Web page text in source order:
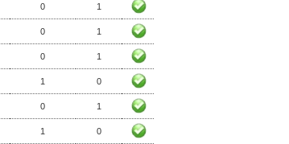
0 1
0 1
0 1
1 0
0 1
1 0